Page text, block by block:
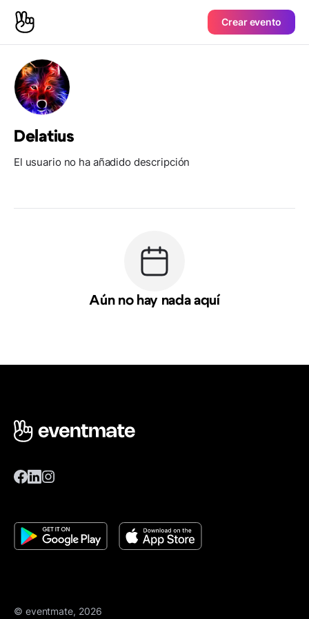
Crear evento
Delatius
El usuario no ha añadido descripción
Aún no hay nada aquí
© eventmate, 2026